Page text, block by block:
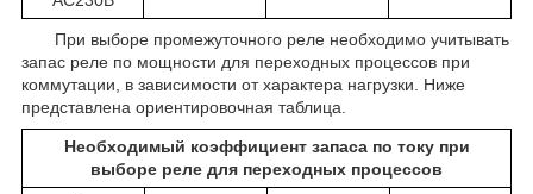
При выборе промежуточного реле необходимо учитывать
запас реле по мощности для переходных процессов при
коммутации, в зависимости от характера нагрузки. Ниже
представлена ориентировочная таблица.
Необходимый коэффициент запаса по току при
выборе реле для переходных процессов